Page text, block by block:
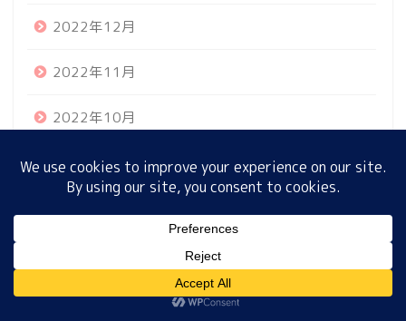
2022年12月
2022年11月
2022年10月
2022年9月
2022年6月 プロフィール サイトマップ